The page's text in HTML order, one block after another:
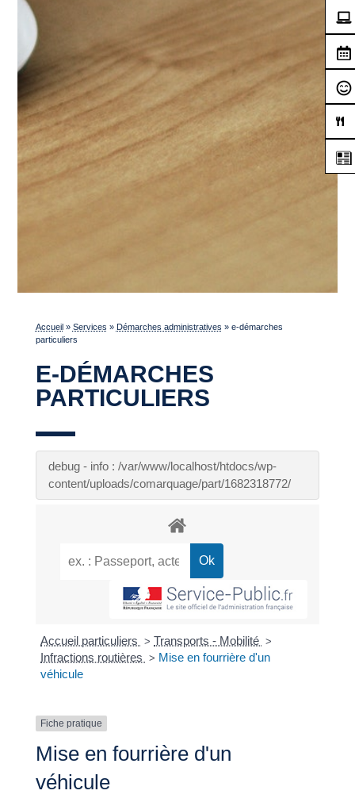
Accueil » Services » Démarches administratives » e-démarches
particuliers
E-DÉMARCHES
PARTICULIERS
debug - info : /var/www/localhost/htdocs/wp-
content/uploads/comarquage/part/1682318772/
Accueil particuliers > Transports - Mobilité >
Infractions routières > Mise en fourrière d'un
véhicule
Fiche pratique
Mise en fourrière d'un
véhicule